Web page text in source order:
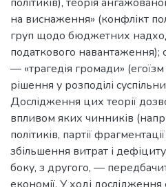
на виснаження» (конфлікт
груп щодо бюджетних
податкового навантаження);
— «трагедія громади»
рішення у розподілі
Дослідження цих теорії
впливом яких чинників
політиків, партії
збільшення витрат і
боку, з другого, —